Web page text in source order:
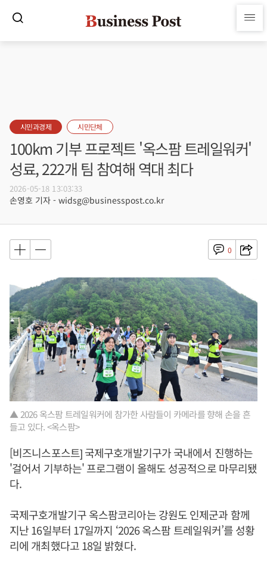
시민과경제 시민단체
100km 기부 프로젝트 '옥스팜 트레일워커'
성료, 222개 팀 참여해 역대 최다
2026-05-18 13:03:33
손영호 기자 - widsg@businesspost.co.kr
0
▲ 2026 옥스팜 트레일워커에 참가한 사람들이 카메라를 향해 손을 흔
들고 있다. <옥스팜>
[비즈니스포스트] 국제구호개발기구가 국내에서 진행하는
'걸어서 기부하는' 프로그램이 올해도 성공적으로 마무리됐
다.
국제구호개발기구 옥스팜코리아는 강원도 인제군과 함께
지난 16일부터 17일까지 ‘2026 옥스팜 트레일워커’를 성황
리에 개최했다고 18일 밝혔다.